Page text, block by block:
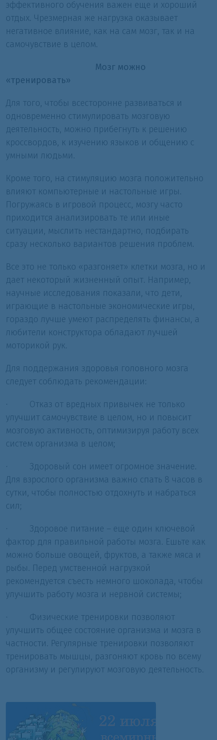
эффективного обучения важен еще и хороший
отдых. Чрезмерная же нагрузка оказывает
негативное влияние, как на сам мозг, так и на
самочувствие в целом.
Мозг можно
«тренировать»
Для того, чтобы всесторонне развиваться и
одновременно стимулировать мозговую
деятельность, можно прибегнуть к решению
кроссвордов, к изучению языков и общению с
умными людьми.
Кроме того, на стимуляцию мозга положительно
влияют компьютерные и настольные игры.
Погружаясь в игровой процесс, мозгу часто
приходится анализировать те или иные
ситуации, мыслить нестандартно, подбирать
сразу несколько вариантов решения проблем.
Все это не только «разгоняет» клетки мозга, но и
дает некоторый жизненный опыт. Например,
научные исследования показали, что дети,
играющие в настольные экономические игры,
гораздо лучше умеют распределять финансы, а
любители конструктора обладают лучшей
моторикой рук.
Для поддержания здоровья головного мозга
следует соблюдать рекомендации:
·
Отказ от вредных привычек не только
улучшит самочувствие в целом, но и повысит
мозговую активность, оптимизируя работу всех
систем организма в целом;
·
Здоровый сон имеет огромное значение.
Для взрослого организма важно спать 8 часов в
сутки, чтобы полностью отдохнуть и набраться
сил;
·
Здоровое питание – еще один ключевой
фактор для правильной работы мозга. Ешьте как
можно больше овощей, фруктов, а также мяса и
рыбы. Перед умственной нагрузкой
рекомендуется съесть немного шоколада, чтобы
улучшить работу мозга и нервной системы;
·
Физические тренировки позволяют
улучшить общее состояние организма и мозга в
частности. Регулярные тренировки позволяют
тренировать мышцы, разгоняют кровь по всему
организму и регулируют мозговую деятельность.